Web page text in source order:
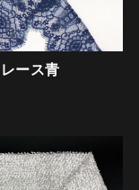
ース青